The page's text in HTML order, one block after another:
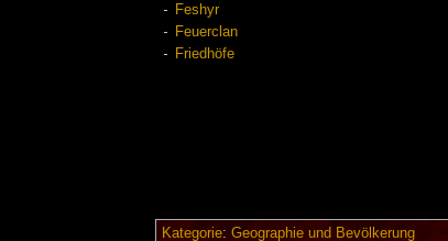
Feshyr
Feuerclan
Friedhöfe
Kategorie: Geographie und Bevölkerung